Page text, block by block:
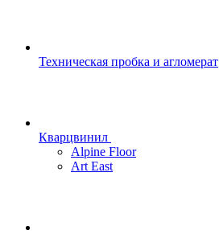
Техническая пробка и агломерат
Кварцвинил
Alpine Floor
Art East